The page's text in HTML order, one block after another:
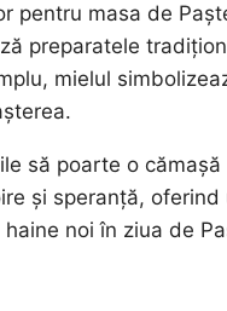
pentru masa de
preparatele
mielul
să poarte o
și speranță,
noi în ziua de